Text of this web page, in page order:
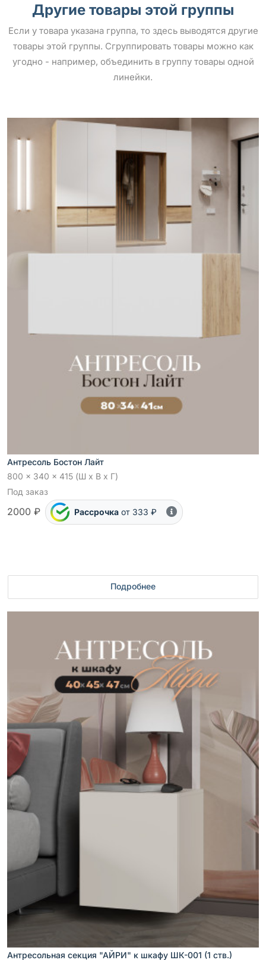
Другие товары этой группы
Если у товара указана группа, то здесь выводятся другие
товары этой группы. Сгруппировать товары можно как
угодно - например, объединить в группу товары одной
линейки.
Антресоль Бостон Лайт
800 x 340 x 415 (Ш x В x Г)
Под заказ
2000 ₽ Рассрочка от 333 ₽
Подробнее
Антресольная секция "АЙРИ" к шкафу ШК-001 (1 ств.)